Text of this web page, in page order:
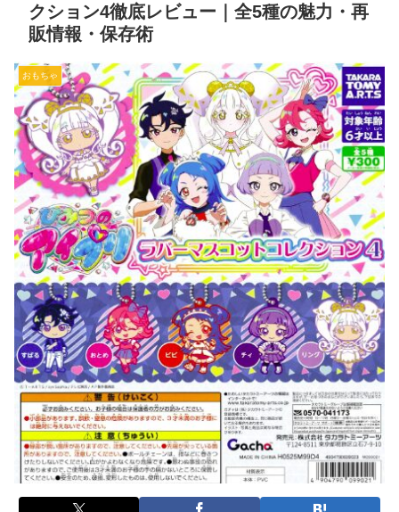
クション4徹底レビュー｜全5種の魅力・再
販情報・保存術
おもちゃ